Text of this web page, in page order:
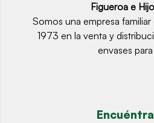
Figueroa e
Somos una empresa
1973 en la venta y
envases